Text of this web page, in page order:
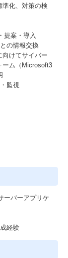
準化、対策の検
提案・導入
の情報交換
けてサイバー
ーム（Microsoft3
監視
ーバーアプリケ
経験